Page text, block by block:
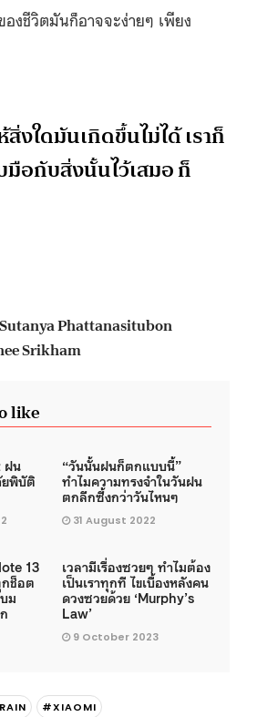
องชีวิตมันก็อาจจะง่ายๆ เพียง
งใดมันเกิดขึ้นไม่ได้ เราก็
อกับสิ่งนั้นไว้เสมอ ก็
Phattanasitubon
Srikham
like
ฝน
พิบัติ
“วันนั้นฝนก็ตกแบบนี้”
ทำไมความทรงจำในวันฝน
ตกลึกซึ้งกว่าวันไหนๆ
31 August 2022
13
กช็อต
ม
เวลามีเรื่องซวยๆ ทำไมต้อง
เป็นเราทุกที ไขเบื้องหลังคน
ดวงซวยด้วย ‘Murphy’s
Law’
9 October 2023
#XIAOMI